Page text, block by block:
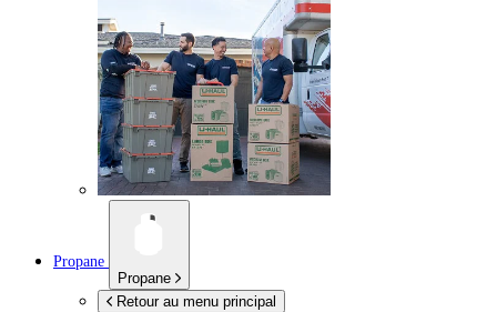
Propane
Propane
Retour au menu principal